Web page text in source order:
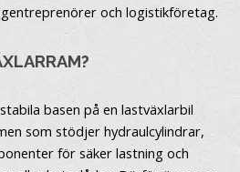
och logistikföretag.
basen på en lastväxlarbil
som stödjer hydraulcylindrar,
för säker lastning och